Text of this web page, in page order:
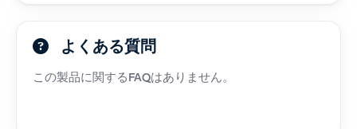
よくある質問
この製品に関するFAQはありません。